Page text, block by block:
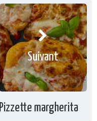
Suivant
Pizzette margherita